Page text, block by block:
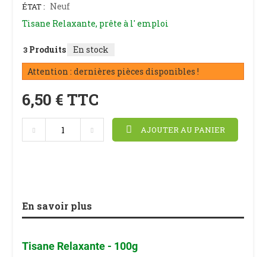
ÉTAT : Neuf
Tisane Relaxante, prête à l' emploi
3 Produits
En stock
Attention : dernières pièces disponibles !
6,50 € TTC
AJOUTER AU PANIER
En savoir plus
Tisane Relaxante - 100g